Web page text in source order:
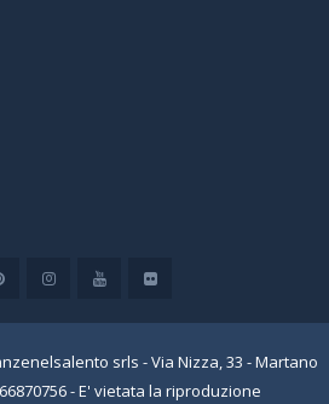
srls - Via Nizza, 33 - Martano
- E' vietata la riproduzione